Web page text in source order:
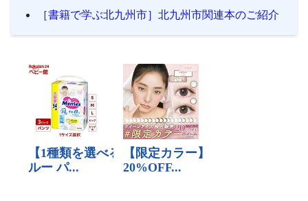
［書籍で学ぶ北九州市］北九州市関連本のご紹介